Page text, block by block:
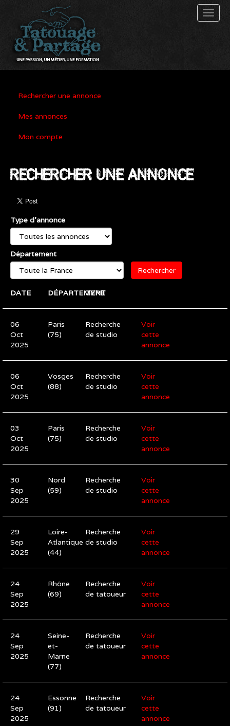
Rechercher une annonce
Mes annonces
Mon compte
RECHERCHER UNE ANNONCE
Type d'annonce
Département
Rechercher
DATE DÉPARTEMENT
TYPE
06
Oct
2025
Paris
(75)
Recherche
de studio
Voir
cette
annonce
06
Oct
2025
Vosges
(88)
Recherche
de studio
Voir
cette
annonce
03
Oct
2025
Paris
(75)
Recherche
de studio
Voir
cette
annonce
30
Sep
2025
Nord
(59)
Recherche
de studio
Voir
cette
annonce
29
Sep
2025
Loire-
Atlantique
(44)
Recherche
de studio
Voir
cette
annonce
24
Sep
2025
Rhône
(69)
Recherche
de tatoueur
Voir
cette
annonce
24
Sep
2025
Seine-
et-
Marne
(77)
Recherche
de tatoueur
Voir
cette
annonce
24
Sep
2025
Essonne
(91)
Recherche
de tatoueur
Voir
cette
annonce